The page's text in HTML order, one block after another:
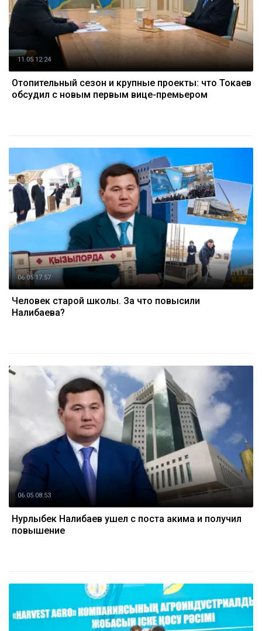
11.05 12:24
Отопительный сезон и крупные проекты: что Токаев
обсудил с новым первым вице-премьером
06.05 17:57
Человек старой школы. За что повысили
Налибаева?
06.05 08:53
Нурлыбек Налибаев ушел с поста акима и получил
повышение